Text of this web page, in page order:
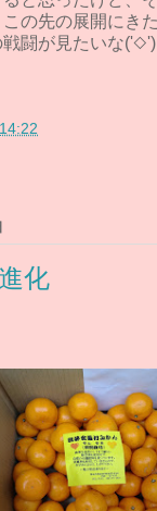
の先の展開にき
闘が見たいな('◇')
14:22
化